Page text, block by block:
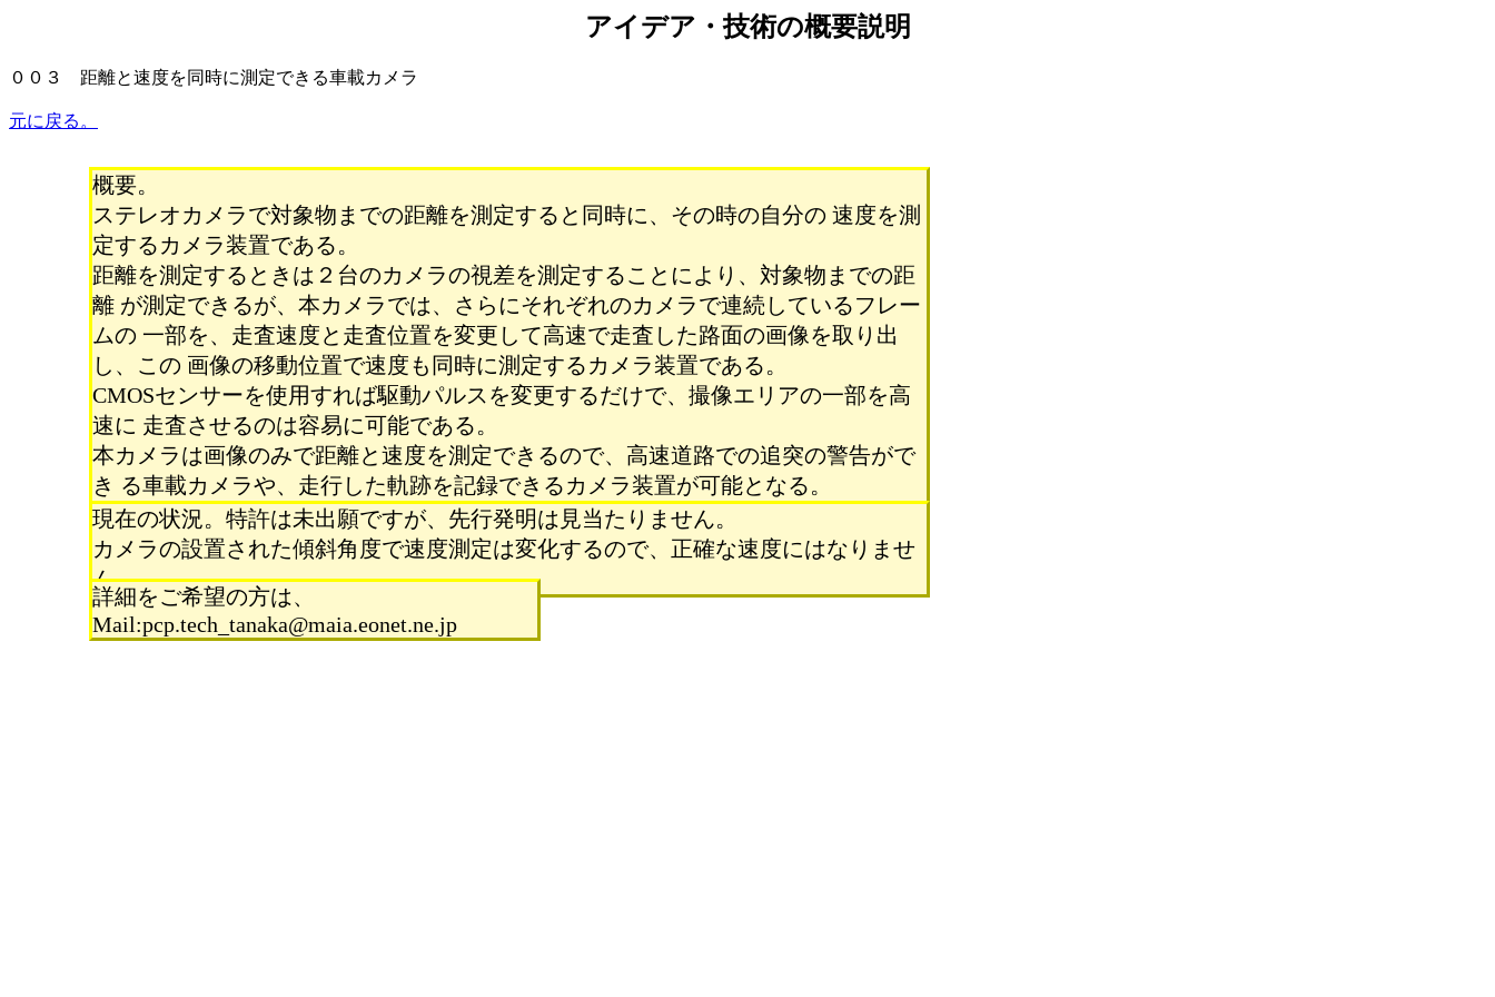
アイデア・技術の概要説明
００３ 距離と速度を同時に測定できる車載カメラ
概要。
ステレオカメラで対象物までの距離を測定すると同時に、その時の自分の 速度を測
定するカメラ装置である。
距離を測定するときは２台のカメラの視差を測定することにより、対象物までの距
離 が測定できるが、本カメラでは、さらにそれぞれのカメラで連続しているフレー
ムの 一部を、走査速度と走査位置を変更して高速で走査した路面の画像を取り出
し、この 画像の移動位置で速度も同時に測定するカメラ装置である。
CMOSセンサーを使用すれば駆動パルスを変更するだけで、撮像エリアの一部を高
速に 走査させるのは容易に可能である。
本カメラは画像のみで距離と速度を測定できるので、高速道路での追突の警告がで
き る車載カメラや、走行した軌跡を記録できるカメラ装置が可能となる。
現在の状況。特許は未出願ですが、先行発明は見当たりません。
カメラの設置された傾斜角度で速度測定は変化するので、正確な速度にはなりませ
ん。
詳細をご希望の方は、
Mail:pcp.tech_tanaka@maia.eonet.ne.jp
元に戻る。